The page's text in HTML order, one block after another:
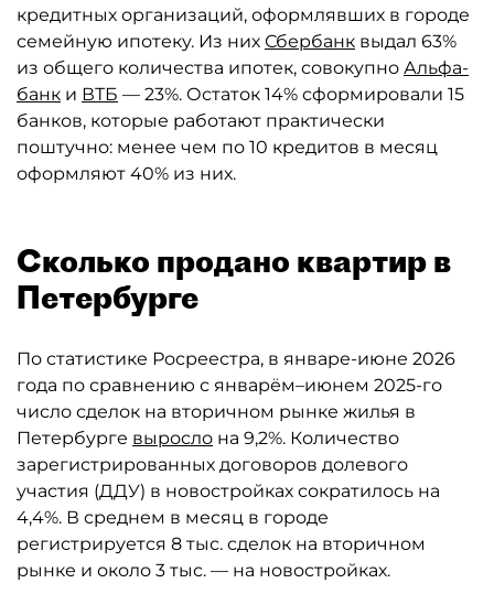
кредитных организаций, оформлявших в городе
семейную ипотеку. Из них Сбербанк выдал 63%
из общего количества ипотек, совокупно Альфа-
банк и ВТБ — 23%. Остаток 14% сформировали 15
банков, которые работают практически
поштучно: менее чем по 10 кредитов в месяц
оформляют 40% из них.
Сколько продано квартир в
Петербурге
По статистике Росреестра, в январе-июне 2026
года по сравнению с январём–июнем 2025-го
число сделок на вторичном рынке жилья в
Петербурге выросло на 9,2%. Количество
зарегистрированных договоров долевого
участия (ДДУ) в новостройках сократилось на
4,4%. В среднем в месяц в городе
регистрируется 8 тыс. сделок на вторичном
рынке и около 3 тыс. — на новостройках.